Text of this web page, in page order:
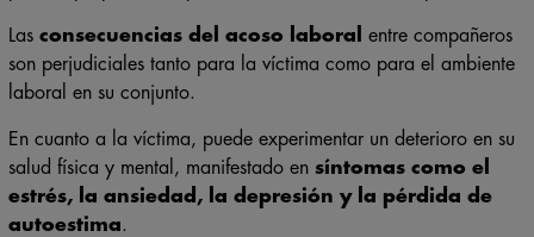
Las consecuencias del acoso laboral
entre compañeros
son perjudiciales tanto para la víctima como para el ambiente
laboral en su conjunto.
En cuanto a la víctima, puede experimentar un deterioro en su
salud física y mental, manifestado en síntomas como el
estrés, la ansiedad, la depresión y la pérdida de
autoestima.